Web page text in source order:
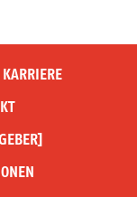
KARRIERE